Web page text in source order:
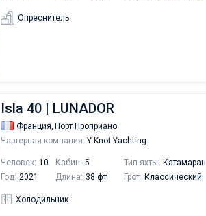
Опреснитель
Isla 40 | LUNADOR
Франция, Порт Проприано
Чартерная компания: Y Knot Yachting
Человек: 10 Кабин: 5 Тип яхты: Катамаран
Год: 2021 Длина: 38 фт Грот: Классический
Холодильник